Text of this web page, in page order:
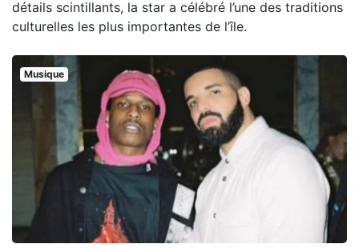
détails scintillants, la star a célébré l’une des traditions
culturelles les plus importantes de l’île.
Musique